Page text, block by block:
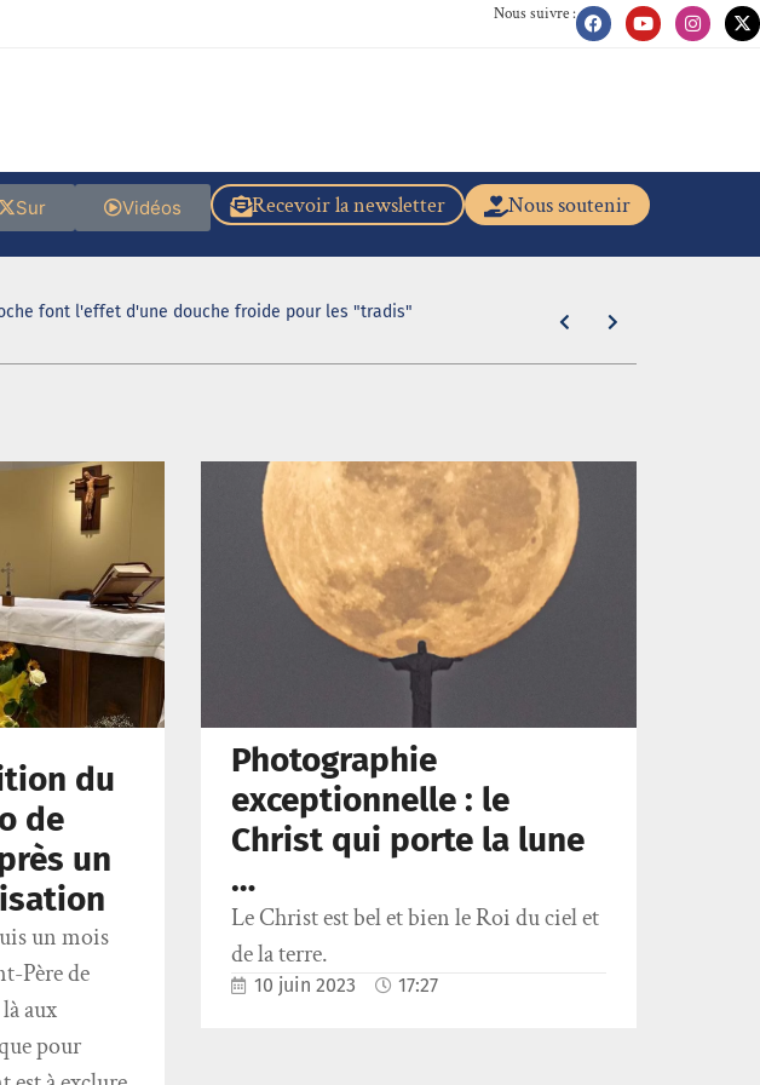
Nous suivre :
Nous soutenir
Recevoir la newsletter
Vidéos
Sur
font l'effet d'une douche froide pour les "tradis"
du
de
un
un mois
Père de
aux
pour
Photographie
exceptionnelle : le
Christ qui porte la lune
…
Le Christ est bel et bien le Roi du ciel et
de la terre.
10 juin 2023 17:27